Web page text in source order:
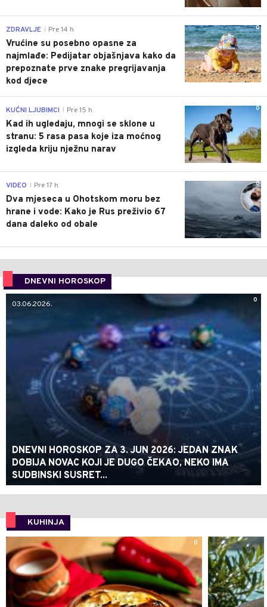
0
ZDRAVLJE Pre 14 h
Vrućine su posebno opasne za
najmlađe: Pedijatar objašnjava kako da
prepoznate prve znake pregrijavanja
kod djece
0
KUĆNI LJUBIMCI Pre 15 h
Kad ih ugledaju, mnogi se sklone u
stranu: 5 rasa pasa koje iza moćnog
izgleda kriju nježnu narav
0
VIDEO Pre 17 h
Dva mjeseca u Ohotskom moru bez
hrane i vode: Kako je Rus preživio 67
dana daleko od obale
DNEVNI HOROSKOP
0
03.06.2026.
DNEVNI HOROSKOP ZA 3. JUN 2026: JEDAN ZNAK
DOBIJA NOVAC KOJI JE DUGO ČEKAO, NEKO IMA
SUDBINSKI SUSRET...
KUHINJA
0